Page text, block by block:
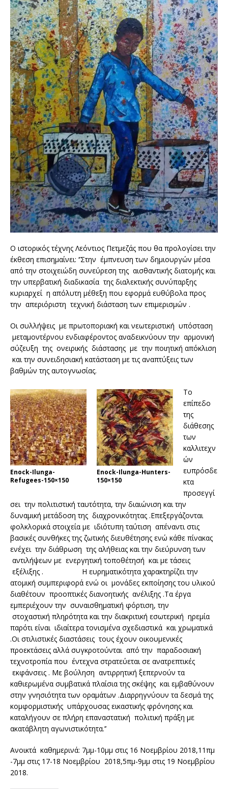
Ο ιστορικός τέχνης Λεόντιος Πετμεζάς που θα προλογίσει την
έκθεση επισημαίνει: ‘’Στην έμπνευση των δημιουργών μέσα
από την στοιχειώδη συνεύρεση της αισθαντικής διατομής και
την υπερβατική διαδικασία της διαλεκτικής συνύπαρξης
κυριαρχεί η απόλυτη μέθεξη που εφορμά ευθύβολα προς
την απεριόριστη τεχνική διάσταση των επιμερισμών .
Οι συλλήψεις με πρωτοποριακή και νεωτεριστική υπόσταση
μεταμοντέρνου ενδιαφέροντος αναδεικνύουν την αρμονική
σύζευξη της ονειρικής διάστασης με την ποιητική απόκλιση
και την συνειδησιακή κατάσταση με τις αναπτύξεις των
βαθμών της αυτογνωσίας.
Enock-Ilunga-
Refugees-150×150
Enock-Ilunga-Hunters-
150×150
Το
επίπεδο
της
διάθεσης
των
καλλιτεχν
ών
ευπρόσδε
κτα
προσεγγί
σει την πολιτιστική ταυτότητα, την διαιώνιση και την
δυναμική μετάδοση της διαχρονικότητας .Επεξεργάζονται
φολκλορικά στοιχεία με ιδιότυπη ταύτιση απέναντι στις
βασικές συνθήκες της ζωτικής διευθέτησης ενώ κάθε πίνακας
ενέχει την διάθρωση της αλήθειας και την διεύρυνση των
αντιλήψεων με ενεργητική τοποθέτησή και με τάσεις
εξέλιξης . Η ευρηματικότητα χαρακτηρίζει την
ατομική συμπεριφορά ενώ οι μονάδες εκποίησης του υλικού
διαθέτουν προοπτικές διανοητικής ανέλιξης .Τα έργα
εμπεριέχουν την συναισθηματική φόρτιση, την
στοχαστική πληρότητα και την διακριτική εσωτερική ηρεμία
παρότι είναι ιδιαίτερα τονισμένα σχεδιαστικά και χρωματικά
.Οι στιλιστικές διαστάσεις τους έχουν οικουμενικές
προεκτάσεις αλλά συγκροτούνται από την παραδοσιακή
τεχνοτροπία που έντεχνα στρατεύεται σε ανατρεπτικές
εκφάνσεις . Με βούληση αντιρρητική ξεπερνούν τα
καθιερωμένα συμβατικά πλαίσια της σκέψης και εμβαθύνουν
στην γνησιότητα των οραμάτων .Διαρρηγνύουν τα δεσμά της
κομφορμιστικής υπάρχουσας εικαστικής φρόνησης και
καταλήγουν σε πλήρη επαναστατική πολιτική πράξη με
ακατάβλητη αγωνιστικότητα.’’
Ανοικτά καθημερινά: 7μμ-10μμ στις 16 Νοεμβρίου 2018,11πμ
-7μμ στις 17-18 Νοεμβρίου 2018,5πμ-9μμ στις 19 Νοεμβρίου
2018.